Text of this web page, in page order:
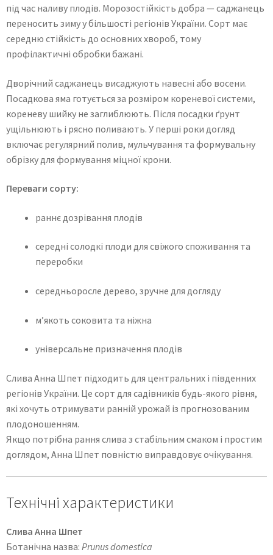
під час наливу плодів. Морозостійкість добра — саджанець
переносить зиму у більшості регіонів України. Сорт має
середню стійкість до основних хвороб, тому
профілактичні обробки бажані.
Дворічний саджанець висаджують навесні або восени.
Посадкова яма готується за розміром кореневої системи,
кореневу шийку не заглиблюють. Після посадки ґрунт
ущільнюють і рясно поливають. У перші роки догляд
включає регулярний полив, мульчування та формувальну
обрізку для формування міцної крони.
Переваги сорту:
раннє дозрівання плодів
середні солодкі плоди для свіжого споживання та
переробки
середньоросле дерево, зручне для догляду
м’якоть соковита та ніжна
універсальне призначення плодів
Слива Анна Шпет підходить для центральних і південних
регіонів України. Це сорт для садівників будь-якого рівня,
які хочуть отримувати ранній урожай із прогнозованим
плодоношенням.
Якщо потрібна рання слива з стабільним смаком і простим
доглядом, Анна Шпет повністю виправдовує очікування.
Технічні характеристики
Слива Анна Шпет
Ботанічна назва: Prunus domestica